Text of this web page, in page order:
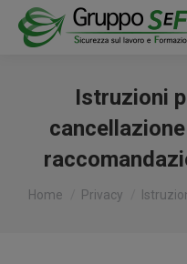
Istruzioni
Tu sei qui:
Home Privacy